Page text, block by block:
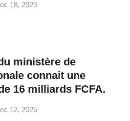
18, 2025
ministère de
connait une
16 milliards FCFA.
12, 2025